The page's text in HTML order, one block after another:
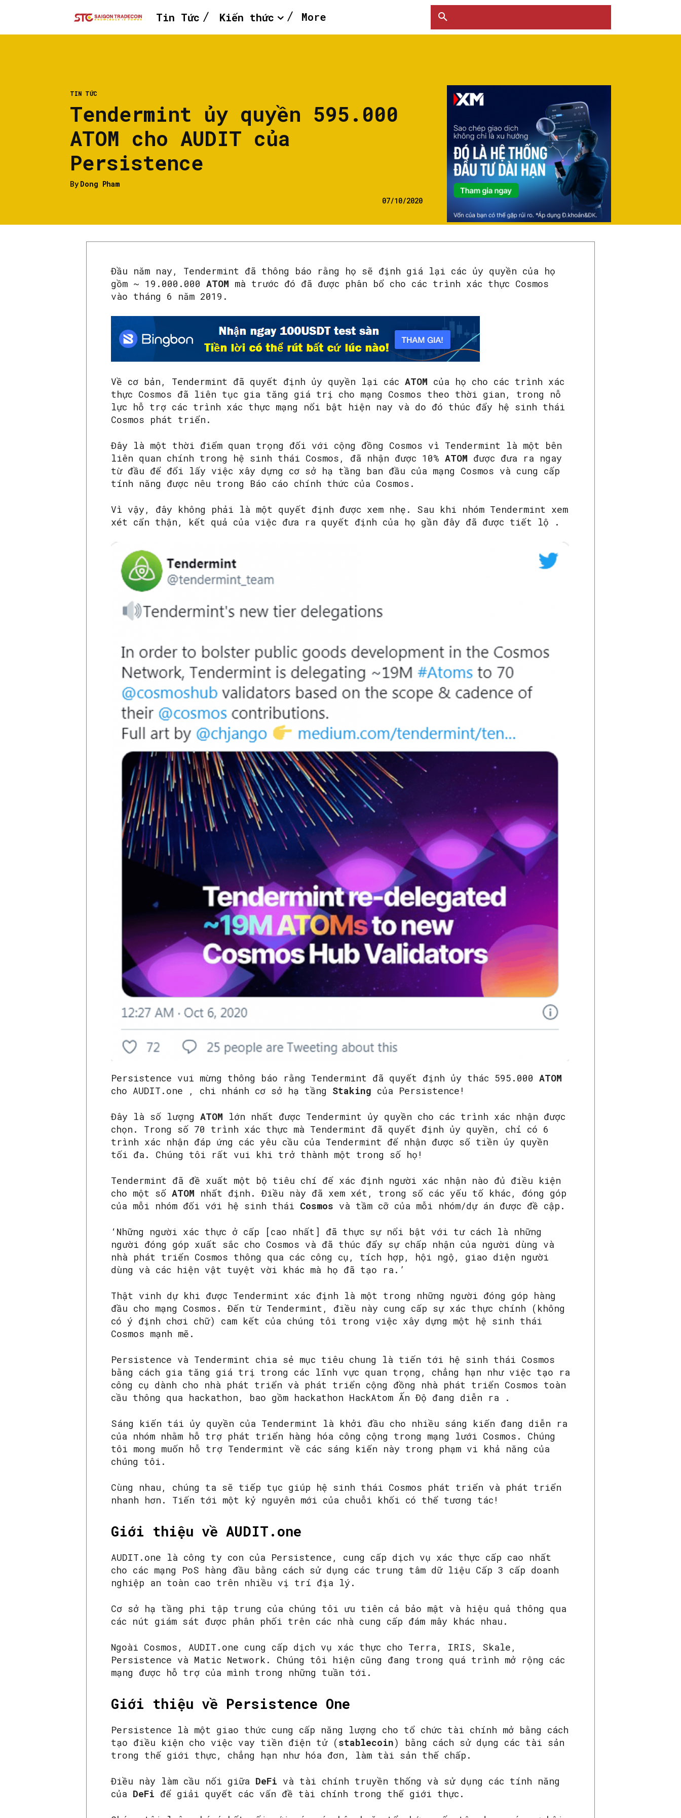
SEARCH...
Tin Tức Kiến thức More
TIN TỨC
Tendermint ủy quyền 595.000
ATOM cho AUDIT của
Persistence
By Dong Pham
07/10/2020
Đầu năm nay, Tendermint đã thông báo rằng họ sẽ định giá lại các ủy quyền của họ
gồm ~ 19.000.000 ATOM mà trước đó đã được phân bổ cho các trình xác thực Cosmos
vào tháng 6 năm 2019.
Về cơ bản, Tendermint đã quyết định ủy quyền lại các ATOM của họ cho các trình xác
thực Cosmos đã liên tục gia tăng giá trị cho mạng Cosmos theo thời gian, trong nỗ
lực hỗ trợ các trình xác thực mạng nổi bật hiện nay và do đó thúc đẩy hệ sinh thái
Cosmos phát triển.
Đây là một thời điểm quan trọng đối với cộng đồng Cosmos vì Tendermint là một bên
liên quan chính trong hệ sinh thái Cosmos, đã nhận được 10% ATOM được đưa ra ngay
từ đầu để đổi lấy việc xây dựng cơ sở hạ tầng ban đầu của mạng Cosmos và cung cấp
tính năng được nêu trong Báo cáo chính thức của Cosmos.
Vì vậy, đây không phải là một quyết định được xem nhẹ. Sau khi nhóm Tendermint xem
xét cẩn thận, kết quả của việc đưa ra quyết định của họ gần đây đã được tiết lộ .
Persistence vui mừng thông báo rằng Tendermint đã quyết định ủy thác 595.000 ATOM
cho AUDIT.one , chi nhánh cơ sở hạ tầng Staking của Persistence!
Đây là số lượng ATOM lớn nhất được Tendermint ủy quyền cho các trình xác nhận được
chọn. Trong số 70 trình xác thực mà Tendermint đã quyết định ủy quyền, chỉ có 6
trình xác nhận đáp ứng các yêu cầu của Tendermint để nhận được số tiền ủy quyền
tối đa. Chúng tôi rất vui khi trở thành một trong số họ!
Tendermint đã đề xuất một bộ tiêu chí để xác định người xác nhận nào đủ điều kiện
cho một số ATOM nhất định. Điều này đã xem xét, trong số các yếu tố khác, đóng góp
của mỗi nhóm đối với hệ sinh thái Cosmos và tầm cỡ của mỗi nhóm/dự án được đề cập.
‘Những người xác thực ở cấp [cao nhất] đã thực sự nổi bật với tư cách là những
người đóng góp xuất sắc cho Cosmos và đã thúc đẩy sự chấp nhận của người dùng và
nhà phát triển Cosmos thông qua các công cụ, tích hợp, hội ngộ, giao diện người
dùng và các hiện vật tuyệt vời khác mà họ đã tạo ra.’
Thật vinh dự khi được Tendermint xác định là một trong những người đóng góp hàng
đầu cho mạng Cosmos. Đến từ Tendermint, điều này cung cấp sự xác thực chính (không
có ý định chơi chữ) cam kết của chúng tôi trong việc xây dựng một hệ sinh thái
Cosmos mạnh mẽ.
Persistence và Tendermint chia sẻ mục tiêu chung là tiến tới hệ sinh thái Cosmos
bằng cách gia tăng giá trị trong các lĩnh vực quan trọng, chẳng hạn như việc tạo ra
công cụ dành cho nhà phát triển và phát triển cộng đồng nhà phát triển Cosmos toàn
cầu thông qua hackathon, bao gồm hackathon HackAtom Ấn Độ đang diễn ra .
Sáng kiến ​​tái ủy quyền của Tendermint là khởi đầu cho nhiều sáng kiến ​​đang diễn ra
của nhóm nhằm hỗ trợ phát triển hàng hóa công cộng trong mạng lưới Cosmos. Chúng
tôi mong muốn hỗ trợ Tendermint về các sáng kiến ​​này trong phạm vi khả năng của
chúng tôi.
Cùng nhau, chúng ta sẽ tiếp tục giúp hệ sinh thái Cosmos phát triển và phát triển
nhanh hơn. Tiến tới một kỷ nguyên mới của chuỗi khối có thể tương tác!
Giới thiệu về AUDIT.one
AUDIT.one là công ty con của Persistence, cung cấp dịch vụ xác thực cấp cao nhất
cho các mạng PoS hàng đầu bằng cách sử dụng các trung tâm dữ liệu Cấp 3 cấp doanh
nghiệp an toàn cao trên nhiều vị trí địa lý.
Cơ sở hạ tầng phi tập trung của chúng tôi ưu tiên cả bảo mật và hiệu quả thông qua
các nút giám sát được phân phối trên các nhà cung cấp đám mây khác nhau.
Ngoài Cosmos, AUDIT.one cung cấp dịch vụ xác thực cho Terra, IRIS, Skale,
Persistence và Matic Network. Chúng tôi hiện cũng đang trong quá trình mở rộng các
mạng được hỗ trợ của mình trong những tuần tới.
Giới thiệu về Persistence One
Persistence là một giao thức cung cấp năng lượng cho tổ chức tài chính mở bằng cách
tạo điều kiện cho việc vay tiền điện tử (stablecoin) bằng cách sử dụng các tài sản
trong thế giới thực, chẳng hạn như hóa đơn, làm tài sản thế chấp.
Điều này làm cầu nối giữa DeFi và tài chính truyền thống và sử dụng các tính năng
của DeFi để giải quyết các vấn đề tài chính trong thế giới thực.